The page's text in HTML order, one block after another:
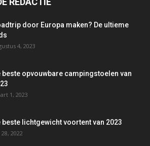
door Europa maken? De ultieme
4, 2023
beste opvouwbare campingstoelen van
1, 2023
beste lichtgewicht voortent van 2023
2022